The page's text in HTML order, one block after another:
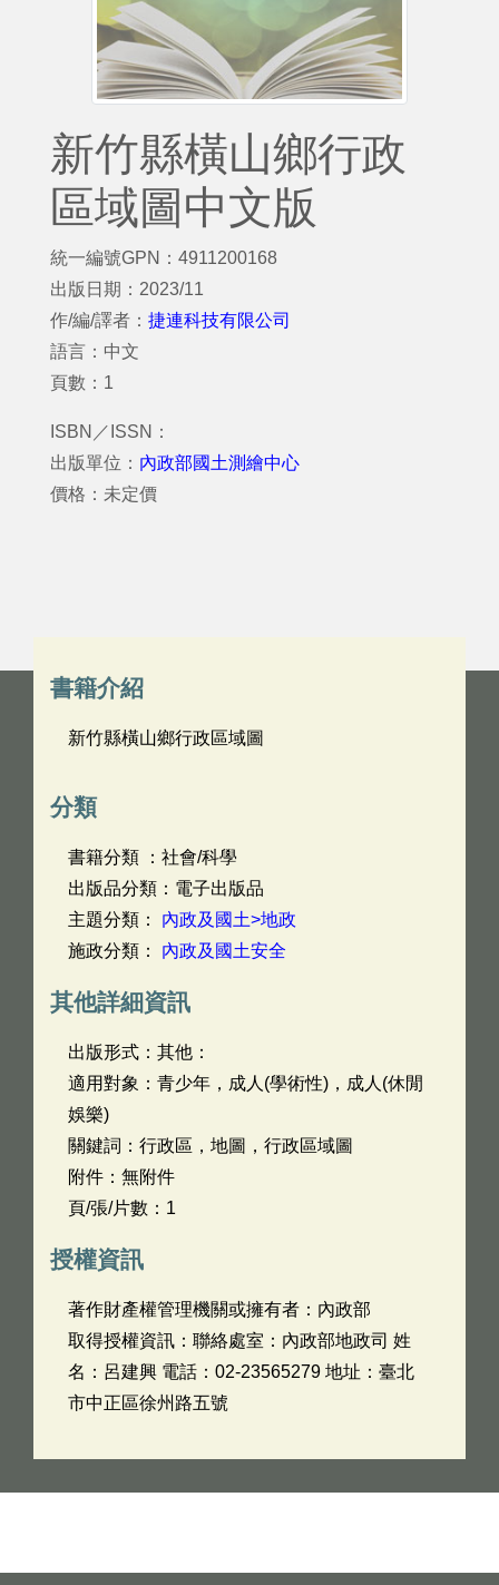
新竹縣橫山鄉行政
區域圖中文版
統一編號GPN：4911200168
出版日期：2023/11
作/編/譯者： 捷連科技有限公司
語言：中文
頁數：1
ISBN／ISSN：
出版單位： 內政部國土測繪中心
價格：未定價
書籍介紹
新竹縣橫山鄉行政區域圖
分類
書籍分類 ：社會/科學
出版品分類：電子出版品
主題分類： 內政及國土>地政
施政分類： 內政及國土安全
其他詳細資訊
出版形式：其他：
適用對象：青少年，成人(學術性)，成人(休閒
娛樂)
關鍵詞：行政區，地圖，行政區域圖
附件：無附件
頁/張/片數：1
授權資訊
著作財產權管理機關或擁有者：內政部
取得授權資訊：聯絡處室：內政部地政司 姓
名：呂建興 電話：02-23565279 地址：臺北
市中正區徐州路五號